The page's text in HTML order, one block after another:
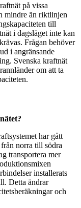
på vissa
mindre än riktlinjen
till
i dagsläget inte kan
Frågan behöver
i angränsande
Svenska kraftnät
om att ta
har gått
norra till södra
transportera mer
installerats
Detta ändrar
och